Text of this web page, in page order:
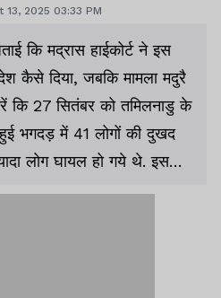
13, 2025 03:33 PM
कि मद्रास हाईकोर्ट ने इस
कैसे दिया, जबकि मामला मदुरै
कि 27 सितंबर को तमिलनाडु के
भगदड़ में 41 लोगों की दुखद
लोग घायल हो गये थे. इस